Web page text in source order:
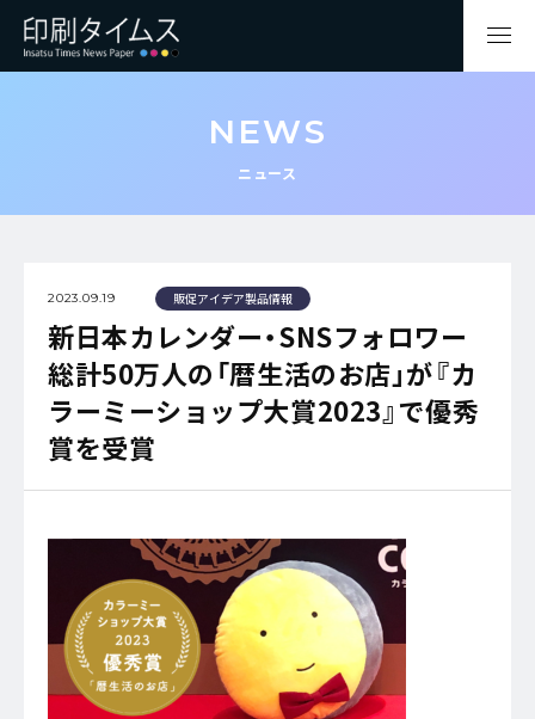
NEWS
ニュース
2023.09.19 販促アイデア製品情報
新日本カレンダー・SNSフォロワー
総計50万人の「暦生活のお店」が『カ
ラーミーショップ大賞2023』で優秀
賞を受賞